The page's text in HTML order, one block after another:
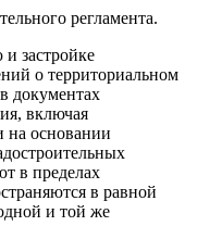
регламента.
застройке
о территориальном
документах
включая
на основании
в пределах
в равной
и той же